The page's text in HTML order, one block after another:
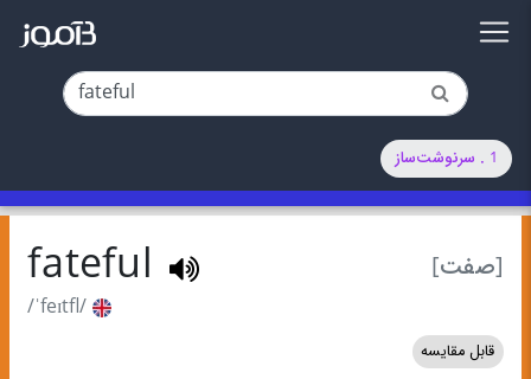
1 . سرنوشت‌ساز
[صفت] fateful
/ˈfeɪtfl/
قابل مقایسه